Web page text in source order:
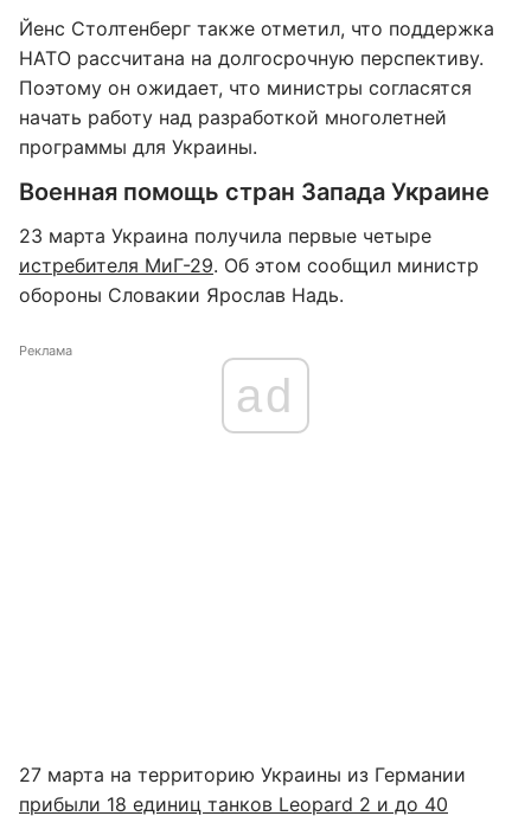
Йенс Столтенберг также отметил, что поддержка
НАТО рассчитана на долгосрочную перспективу.
Поэтому он ожидает, что министры согласятся
начать работу над разработкой многолетней
программы для Украины.
Военная помощь стран Запада Украине
23 марта Украина получила первые четыре
истребителя МиГ-29. Об этом сообщил министр
обороны Словакии Ярослав Надь.
Реклама
ad
27 марта на территорию Украины из Германии
прибыли 18 единиц танков Leopard 2 и до 40